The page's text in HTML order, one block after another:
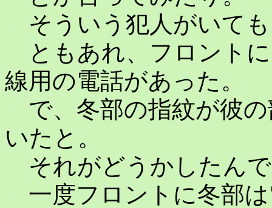
そういう犯人がいて
ともあれ、フロント
線用の電話があった。
で、冬部の指紋が彼
いたと。
それがどうかしたん
一度フロントに冬部